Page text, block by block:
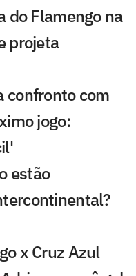
do Flamengo na
projeta
confronto com
jogo:
estão
x Cruz Azul